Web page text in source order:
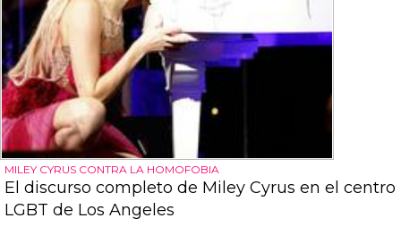
MILEY CYRUS CONTRA LA HOMOFOBIA
El discurso completo de Miley Cyrus en el centro
LGBT de Los Angeles